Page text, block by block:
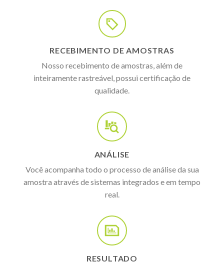
RECEBIMENTO DE AMOSTRAS
Nosso recebimento de amostras, além de
inteiramente rastreável, possui certificação de
qualidade.
ANÁLISE
Você acompanha todo o processo de análise da sua
amostra através de sistemas integrados e em tempo
real.
RESULTADO